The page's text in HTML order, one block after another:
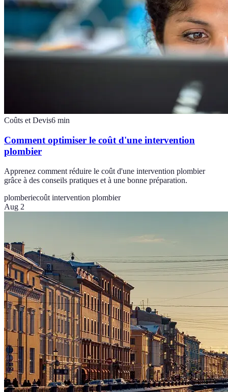
Coûts et Devis6 min
Comment optimiser le coût d'une intervention
plombier
Apprenez comment réduire le coût d'une intervention plombier
grâce à des conseils pratiques et à une bonne préparation.
plomberiecoût intervention plombier
Aug 2